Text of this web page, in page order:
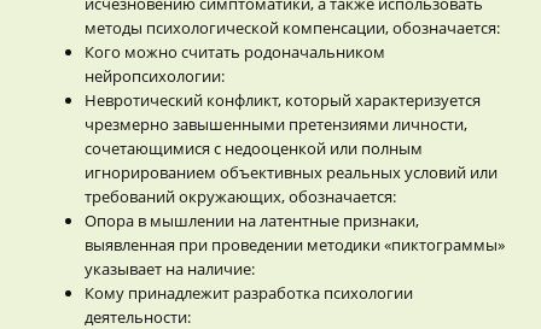
методы психологической компенсации, обозначается:
Кого можно считать родоначальником
нейропсихологии:
Невротический конфликт, который характеризуется
чрезмерно завышенными претензиями личности,
сочетающимися с недооценкой или полным
игнорированием объективных реальных условий или
требований окружающих, обозначается:
Опора в мышлении на латентные признаки,
выявленная при проведении методики «пиктограммы»
указывает на наличие:
Кому принадлежит разработка психологии
деятельности: